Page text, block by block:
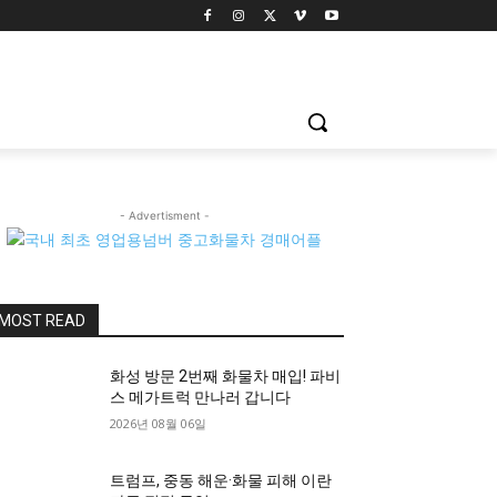
- Advertisment -
READ
화성 방문 2번째 화물차 매입! 파비
스 메가트럭 만나러 갑니다
2026년 08월 06일
트럼프, 중동 해운·화물 피해 이란